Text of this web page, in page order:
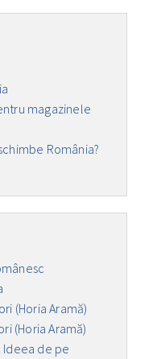
magazinele
România?
(Horia Aramă)
(Horia Aramă)
de pe